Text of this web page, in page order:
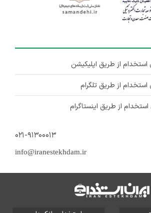
از طریق اپلیکیشن
از طریق تلگرام
از طریق اینستاگرام
۰۲۱-۹۱۳۰۰۰۱۳
info@iranestekhdam.ir